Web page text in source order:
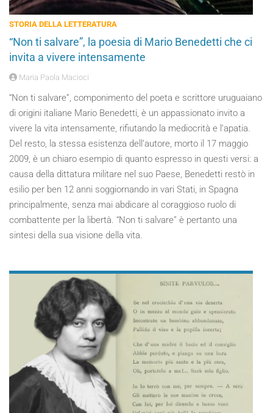
STORIA DELLA LETTERATURA
“Non ti salvare”, la poesia di Mario Benedetti che ci
invita a vivere intensamente
Maria Paola Macioci
“Non ti salvare”, componimento del poeta e scrittore uruguaiano
di origini italiane Mario Benedetti, è un appassionato invito a
vivere la vita intensamente, rifiutando la mediocrità e l’apatia.
Del resto, la stessa esistenza dell’autore, morto il 17 maggio
2009, è un chiaro esempio di quanto espresso in questi versi: a
causa della dittatura militare nel suo Paese, Benedetti restò in
esilio per ben 12 anni soggiornando in vari Stati, in Spagna
principalmente, senza mai abdicare al coraggioso ruolo di
combattente per la libertà. “Non ti salvare” è pertanto una
sintesi della sua visione della vita.